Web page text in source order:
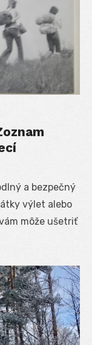
a bezpečný
výlet alebo
môže ušetriť